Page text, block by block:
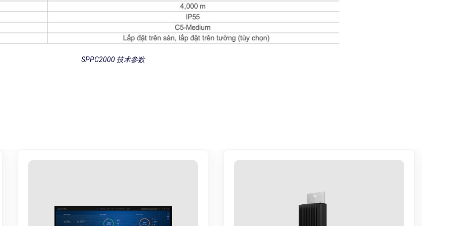
SPPC2000 技术参数